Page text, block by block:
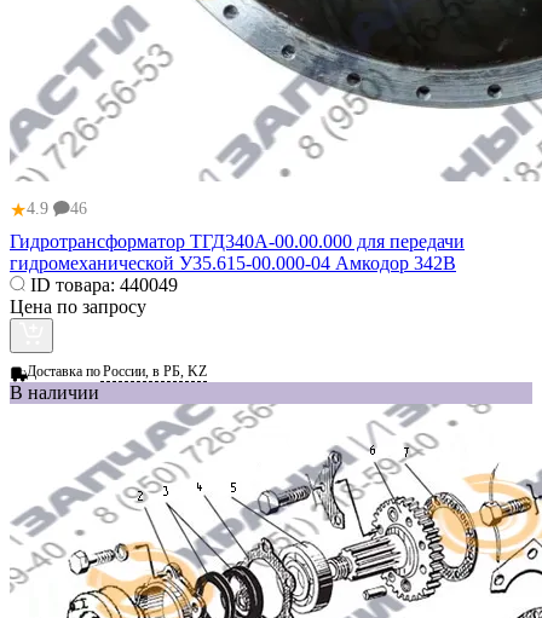
★4.9 46
Гидротрансформатор ТГД340А-00.00.000 для передачи
гидромеханической У35.615-00.000-04 Амкодор 342В
ID товара: 440049
Цена по запросу
Доставка поРоссии, в РБ, KZ
В наличии